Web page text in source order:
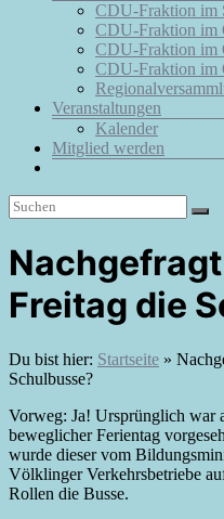
CDU-Fraktion im
CDU-Fraktion im
CDU-Fraktion im
CDU-Fraktion im
Veranstaltungen
Kalender
Mitglied werden
Freitag die
Du bist hier: Startseite »
Schulbusse?
Vorweg: Ja! Ursprünglich war
beweglicher Ferientag
wurde dieser vom
Völklinger Verkehrsbetriebe
Rollen die Busse.